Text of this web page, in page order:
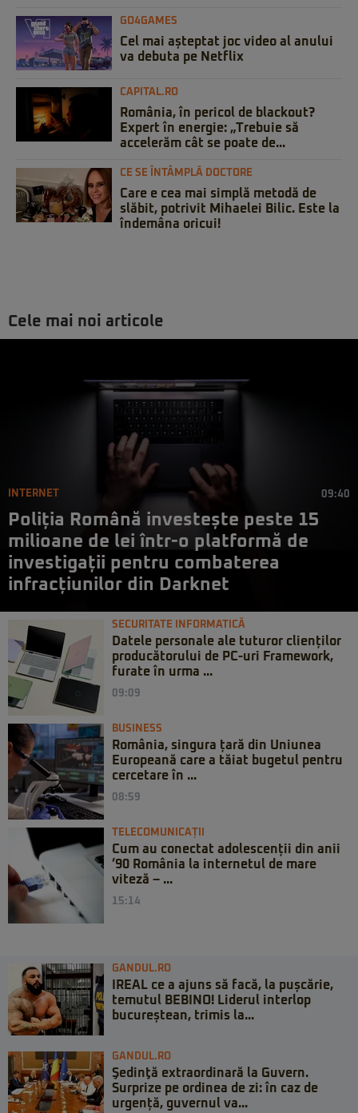
GO4GAMES
Cel mai așteptat joc video al anului
va debuta pe Netflix
CAPITAL.RO
România, în pericol de blackout?
Expert în energie: „Trebuie să
accelerăm cât se poate de...
CE SE ÎNTÂMPLĂ DOCTORE
Care e cea mai simplă metodă de
slăbit, potrivit Mihaelei Bilic. Este la
îndemâna oricui!
Cele mai noi articole
INTERNET 09:40
Poliția Română investește peste 15
milioane de lei într-o platformă de
investigații pentru combaterea
infracțiunilor din Darknet
SECURITATE INFORMATICĂ
Datele personale ale tuturor clienților
producătorului de PC-uri Framework,
furate în urma ...
09:09
BUSINESS
România, singura țară din Uniunea
Europeană care a tăiat bugetul pentru
cercetare în ...
08:59
TELECOMUNICAȚII
Cum au conectat adolescenții din anii
’90 România la internetul de mare
viteză – ...
15:14
GANDUL.RO
IREAL ce a ajuns să facă, la pușcărie,
temutul BEBINO! Liderul interlop
bucureștean, trimis la...
GANDUL.RO
Şedinţă extraordinară la Guvern.
Surprize pe ordinea de zi: în caz de
urgență, guvernul va...